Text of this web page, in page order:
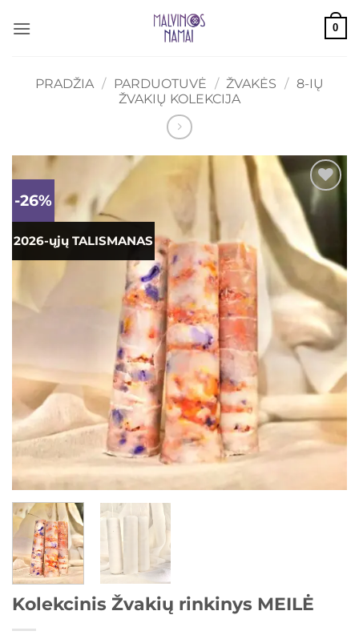
0
PRADŽIA / PARDUOTUVĖ / ŽVAKĖS / 8-IŲ
ŽVAKIŲ KOLEKCIJA
-26%
2026-ųjų TALISMANAS
Mėgstamiausias
Kolekcinis Žvakių rinkinys MEILĖ